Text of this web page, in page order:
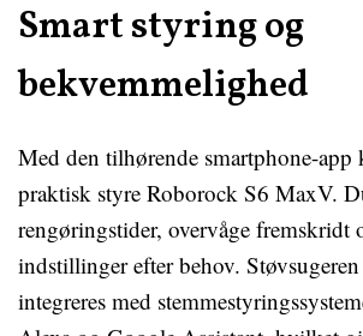
Smart styring og
bekvemmelighed
Med den tilhørende smartphone-app
praktisk styre Roborock S6 MaxV.
rengøringstider, overvåge fremskridt
indstillinger efter behov.
integreres med